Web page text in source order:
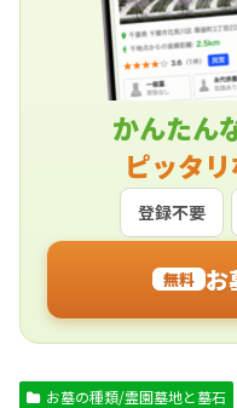
かんたん
ピッタ
登録不要
無料 お
お墓の種類/霊園墓地と墓石